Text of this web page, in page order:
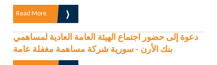
Read More
دعوة إلى حضور اجتماع الهيئة العامة العادية لمساهمي
بنك الأرن - سورية شركة مساهمة مغفلة عامة